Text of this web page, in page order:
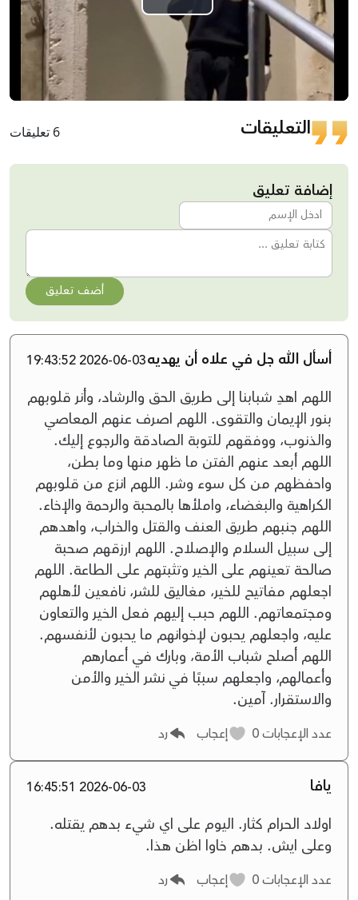
Play
Video
التعليقات 6 تعليقات
إضافة تعليق
أضف تعليق
أسأل الله جل في علاه أن يهديه2026-06-03 19:43:52
اللهم اهدِ شبابنا إلى طريق الحق والرشاد، وأنر قلوبهم
بنور الإيمان والتقوى. اللهم اصرف عنهم المعاصي
والذنوب، ووفقهم للتوبة الصادقة والرجوع إليك.
اللهم أبعد عنهم الفتن ما ظهر منها وما بطن،
واحفظهم من كل سوء وشر. اللهم انزع من قلوبهم
الكراهية والبغضاء، واملأها بالمحبة والرحمة والإخاء.
اللهم جنبهم طريق العنف والقتل والخراب، واهدهم
إلى سبيل السلام والإصلاح. اللهم ارزقهم صحبة
صالحة تعينهم على الخير وتثبتهم على الطاعة. اللهم
اجعلهم مفاتيح للخير، مغاليق للشر، نافعين لأهلهم
ومجتمعاتهم. اللهم حبب إليهم فعل الخير والتعاون
عليه، واجعلهم يحبون لإخوانهم ما يحبون لأنفسهم.
اللهم أصلح شباب الأمة، وبارك في أعمارهم
وأعمالهم، واجعلهم سببًا في نشر الخير والأمن
والاستقرار. آمين.
عدد الإعجابات إعجاب رد
يافا 2026-06-03 16:45:51
اولاد الحرام كثار. اليوم على اي شيء بدهم يقتله.
وعلى ايش. بدهم خاوا اظن هذا.
عدد الإعجابات إعجاب رد